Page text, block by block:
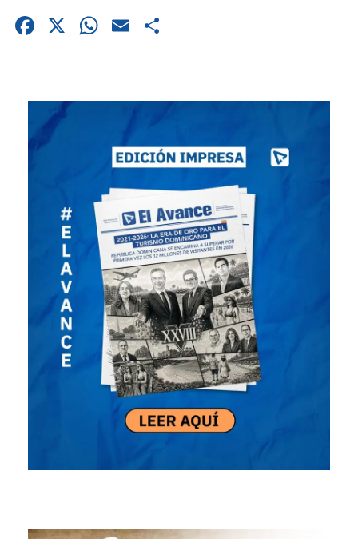
Facebook
X WhatsApp
Email